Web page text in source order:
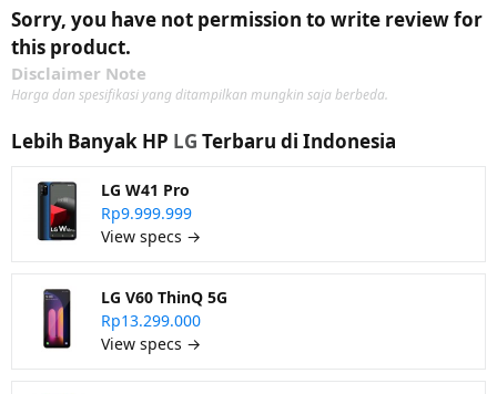
Sorry, you have not permission to write review for
this product.
Disclaimer Note
Harga dan spesifikasi yang ditampilkan mungkin saja berbeda.
Lebih Banyak HP LG Terbaru di Indonesia
LG W41 Pro
Rp9.999.999
View specs →
LG V60 ThinQ 5G
Rp13.299.000
View specs →